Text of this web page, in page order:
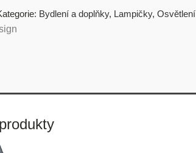
Bydlení a doplňky, Lampičky, Osvětlení